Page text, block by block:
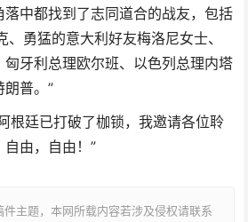
中都找到了志同道合的战友，包括
、勇猛的意大利好友梅洛尼女士、
牙利总理欧尔班、以色列总理内塔
普。”
根廷已打破了枷锁，我邀请各位聆
由，自由！”
主题，本网所载内容若涉及侵权请联系